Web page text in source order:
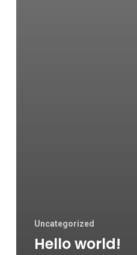
Uncategorized
Hello world!